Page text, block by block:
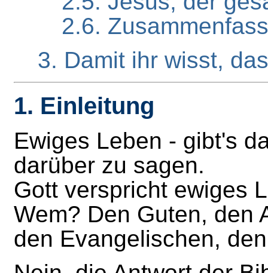
2.6.
3. Damit ihr wisst,
1. Einleitung
Ewiges Leben - gibt's
darüber zu sagen.
Gott verspricht ewiges
Wem? Den Guten, den
den Evangelischen,